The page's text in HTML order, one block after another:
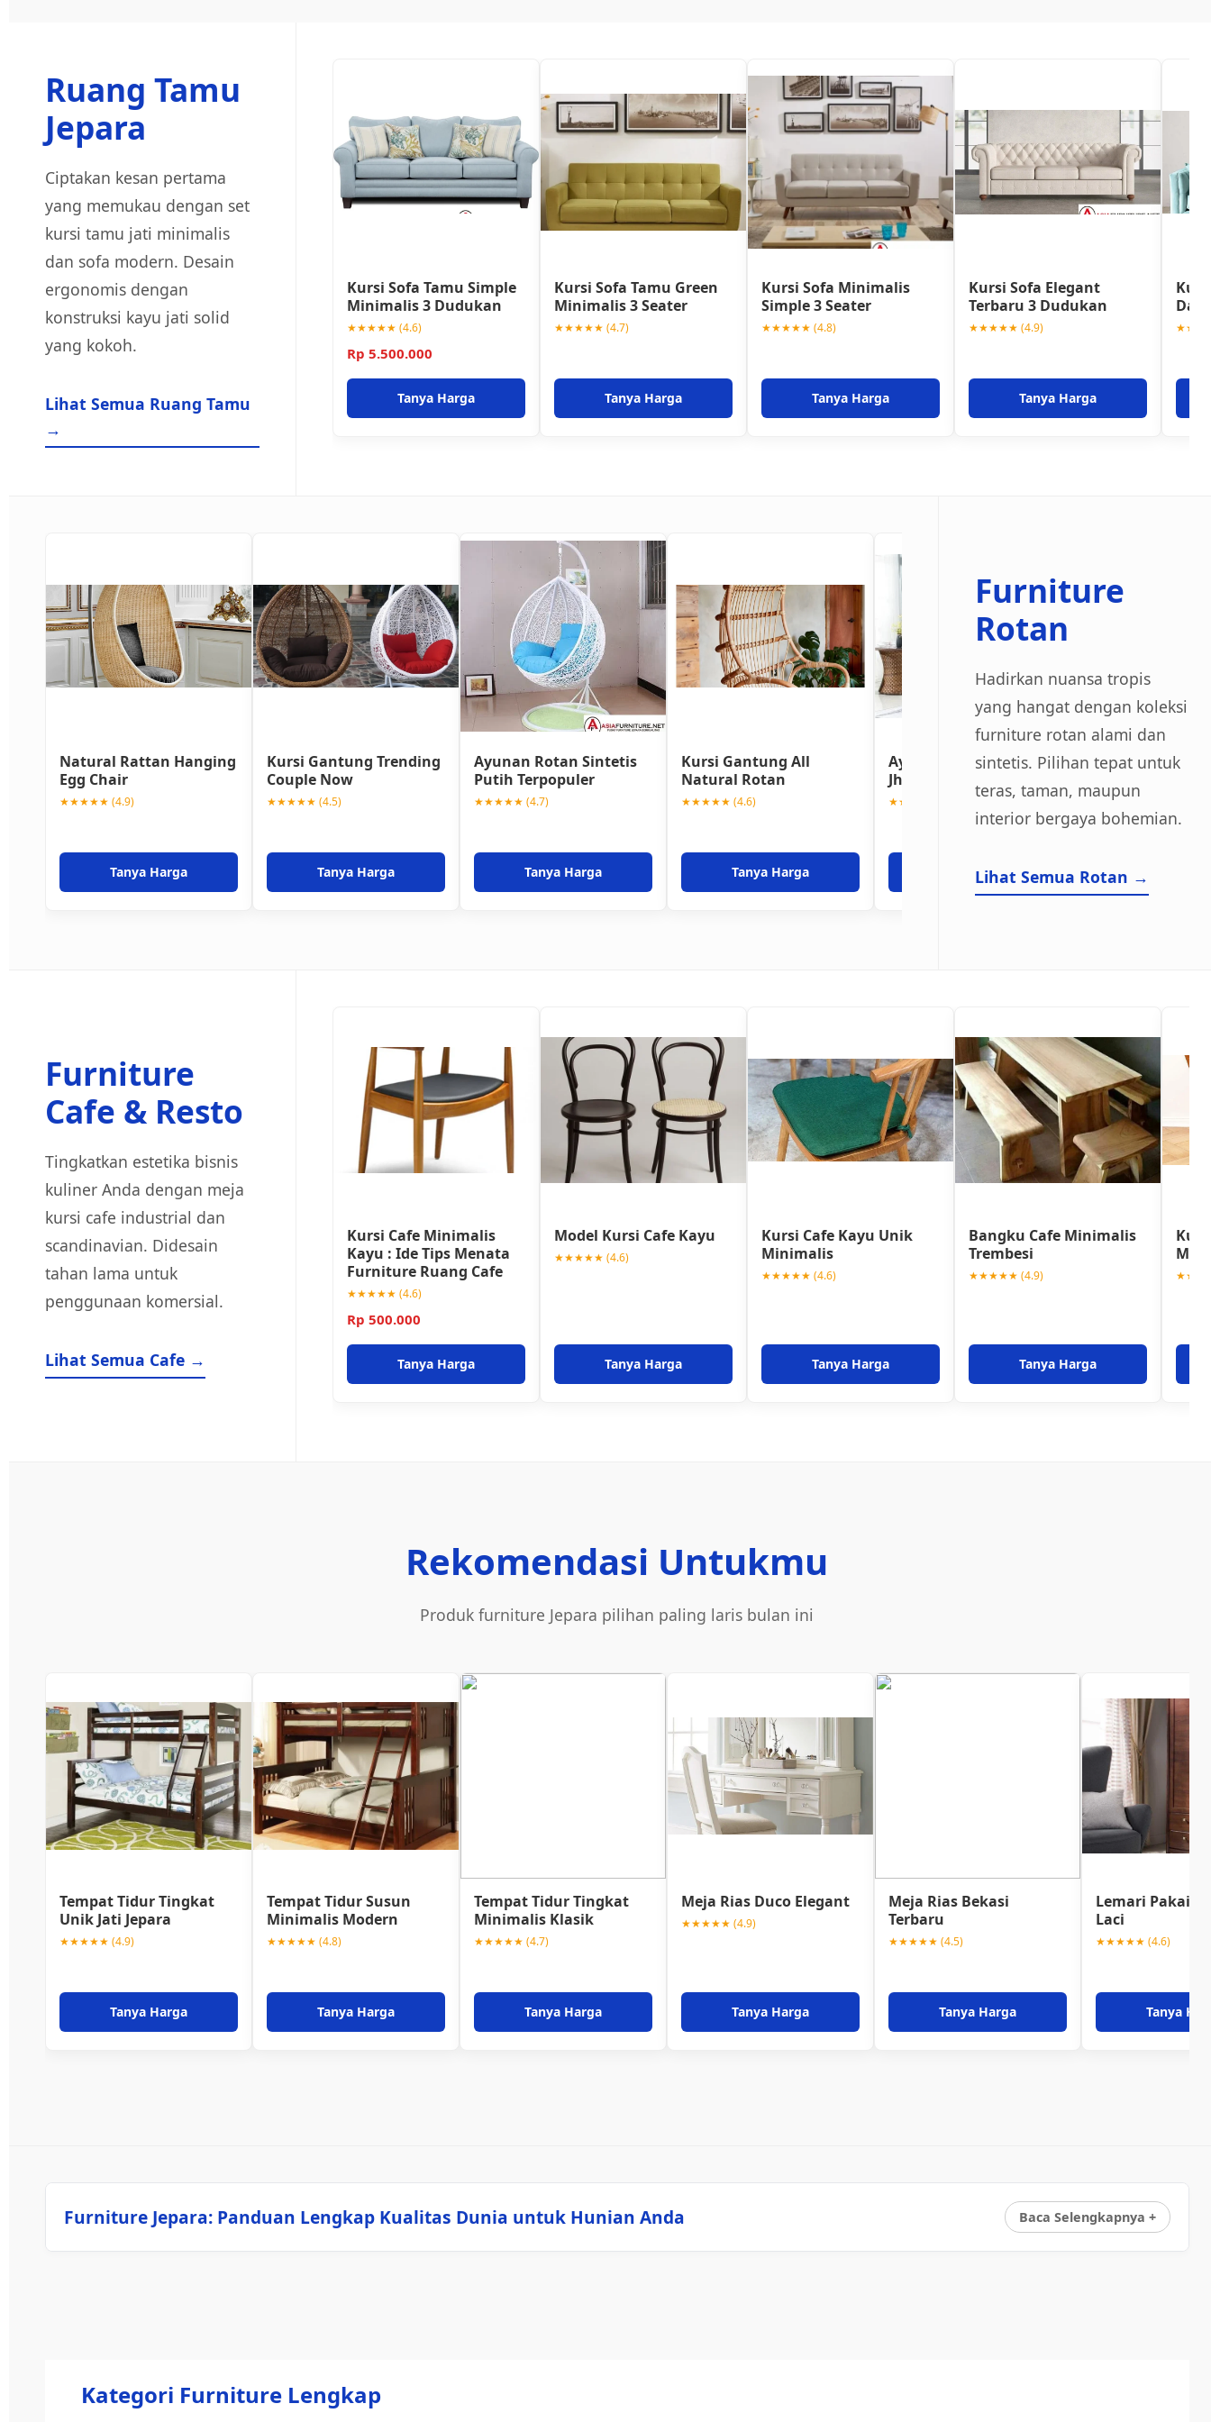
Ruang Tamu
Jepara
Ciptakan kesan pertama
yang memukau dengan set
kursi tamu jati minimalis
dan sofa modern. Desain
ergonomis dengan
konstruksi kayu jati solid
yang kokoh.
Lihat Semua Ruang Tamu
→
Kursi Sofa Tamu Simple
Minimalis 3 Dudukan
★★★★★ (4.6)
Rp 5.500.000
Tanya Harga
Kursi Sofa Tamu Green
Minimalis 3 Seater
★★★★★ (4.7)
Tanya Harga
Kursi Sofa Minimalis
Simple 3 Seater
★★★★★ (4.8)
Tanya Harga
Kursi Sofa Elegant
Terbaru 3 Dudukan
★★★★★ (4.9)
Tanya Harga
Furniture
Rotan
Hadirkan nuansa tropis
yang hangat dengan koleksi
furniture rotan alami dan
sintetis. Pilihan tepat untuk
teras, taman, maupun
interior bergaya bohemian.
Lihat Semua Rotan →
Natural Rattan Hanging
Egg Chair
★★★★★ (4.9)
Tanya Harga
Kursi Gantung Trending
Couple Now
★★★★★ (4.5)
Tanya Harga
Ayunan Rotan Sintetis
Putih Terpopuler
★★★★★ (4.7)
Tanya Harga
Kursi Gantung All
Natural Rotan
★★★★★ (4.6)
Tanya Harga
Ayunan Gantung Rotan
Jhafrase
★★★★★ (4.8)
Tanya Harga
Meja Makan
★★★★★ (4.9)
Furniture
Cafe & Resto
Tingkatkan estetika bisnis
kuliner Anda dengan meja
kursi cafe industrial dan
scandinavian. Didesain
tahan lama untuk
penggunaan komersial.
Lihat Semua Cafe →
Kursi Cafe Minimalis
Kayu : Ide Tips Menata
Furniture Ruang Cafe
★★★★★ (4.6)
Rp 500.000
Tanya Harga
Model Kursi Cafe Kayu
★★★★★ (4.6)
Tanya Harga
Kursi Cafe Kayu Unik
Minimalis
★★★★★ (4.6)
Tanya Harga
Bangku Cafe Minimalis
Trembesi
★★★★★ (4.9)
Tanya Harga
Rekomendasi Untukmu
Produk furniture Jepara pilihan paling laris bulan ini
Tempat Tidur Tingkat
Unik Jati Jepara
★★★★★ (4.9)
Tanya Harga
Tempat Tidur Susun
Minimalis Modern
★★★★★ (4.8)
Tanya Harga
Tempat Tidur Tingkat
Minimalis Klasik
★★★★★ (4.7)
Tanya Harga
Meja Rias Duco Elegant
★★★★★ (4.9)
Tanya Harga
Meja Rias Bekasi
Terbaru
★★★★★ (4.5)
Tanya Harga
Lemari
Laci
★★★★★ (4.6)
Tanya
Furniture Jepara: Panduan Lengkap Kualitas Dunia untuk Hunian Anda
Kategori Furniture Lengkap